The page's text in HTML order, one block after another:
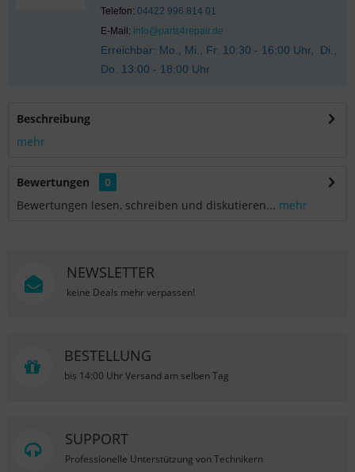
Telefon: 04422 996 814 01
E-Mail: info@parts4repair.de
Erreichbar: Mo., Mi., Fr. 10:30 - 16:00 Uhr, Di.,
Do. 13:00 - 18:00 Uhr
Beschreibung
mehr
Bewertungen
0
Bewertungen lesen, schreiben und diskutieren... mehr
NEWSLETTER
keine Deals mehr verpassen!
BESTELLUNG
bis 14:00 Uhr Versand am selben Tag
SUPPORT
Professionelle Unterstützung von Technikern